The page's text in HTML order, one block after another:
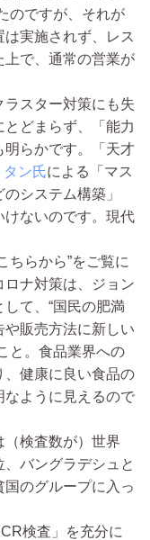
のですが、それが
実施されず、レス
上で、通常の営業が
スター対策にも失
どまらず、「能力
明らかです。「天才
タン氏による「マス
システム構築」
けないのです。現代
ちらから”をご覧に
ナ対策は、ジョン
て、“国民の肥満
や販売方法に新しい
と。食品業界への
、健康に良い食品の
なように見えるので
検査数が）世界
バングラデシュと
のグループに入っ
検査」を充分に